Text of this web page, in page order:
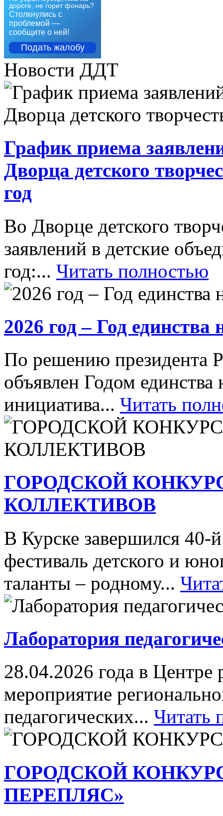
дороге, не горит фонарь?
Столкнулись с
проблемой —
сообщите о ней!
Подать жалобу
Новости ДДТ
График приема
Дворца детского
год
Во Дворце детского
заявлений в детские
год:... Читать полностью
2026 год – Год единства
По решению президента
объявлен Годом
инициатива... Читать
ГОРОДСКОЙ
КОЛЛЕКТИВОВ
В Курске завершился 40-
фестиваль детского и
таланты – родному...
Лаборатория
28.04.2026 года в Центре
мероприятие
педагогических... Читать
ГОРОДСКОЙ
ПЕРЕПЛЯС»